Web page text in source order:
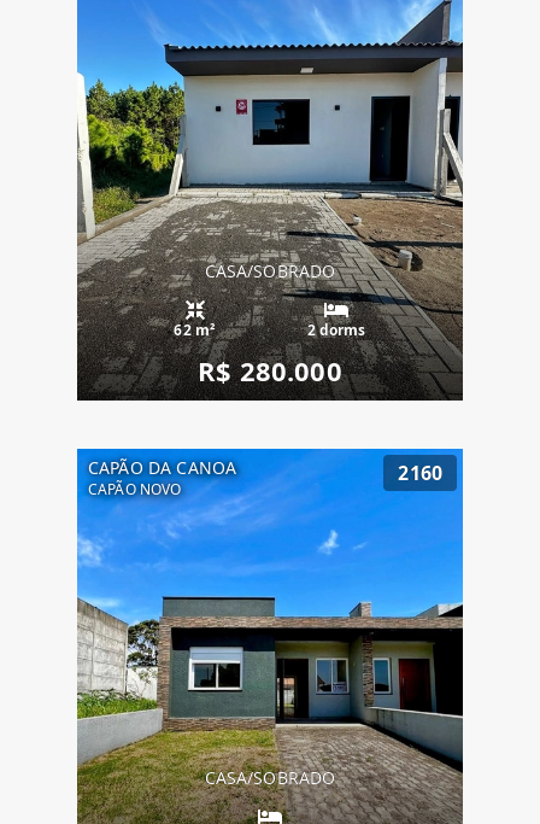
CASA/SOBRADO
62 m² 2 dorms
R$ 280.000
CAPÃO DA CANOA
CAPÃO NOVO
2160
CASA/SOBRADO